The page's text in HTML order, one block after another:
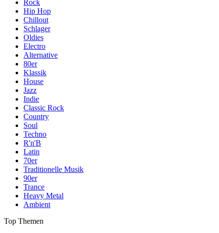
Rock
Hip Hop
Chillout
Schlager
Oldies
Electro
Alternative
80er
Klassik
House
Jazz
Indie
Classic Rock
Country
Soul
Techno
R'n'B
Latin
70er
Traditionelle Musik
90er
Trance
Heavy Metal
Ambient
Top Themen